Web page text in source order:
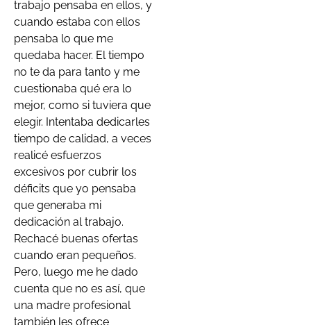
trabajo pensaba en ellos, y
cuando estaba con ellos
pensaba lo que me
quedaba hacer. El tiempo
no te da para tanto y me
cuestionaba qué era lo
mejor, como si tuviera que
elegir. Intentaba dedicarles
tiempo de calidad, a veces
realicé esfuerzos
excesivos por cubrir los
déficits que yo pensaba
que generaba mi
dedicación al trabajo.
Rechacé buenas ofertas
cuando eran pequeños.
Pero, luego me he dado
cuenta que no es así, que
una madre profesional
también les ofrece